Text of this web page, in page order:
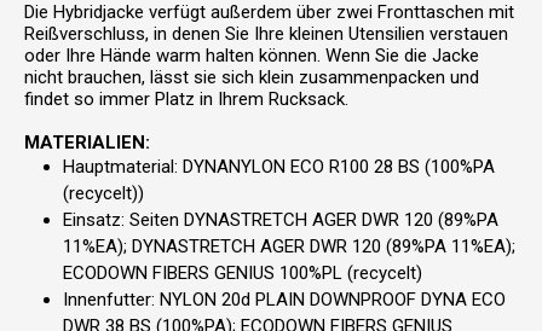
Die Hybridjacke verfügt außerdem über zwei Fronttaschen mit
Reißverschluss, in denen Sie Ihre kleinen Utensilien verstauen
oder Ihre Hände warm halten können. Wenn Sie die Jacke
nicht brauchen, lässt sie sich klein zusammenpacken und
findet so immer Platz in Ihrem Rucksack.
MATERIALIEN:
Hauptmaterial: DYNANYLON ECO R100 28 BS (100%PA
(recycelt))
Einsatz: Seiten DYNASTRETCH AGER DWR 120 (89%PA
11%EA); DYNASTRETCH AGER DWR 120 (89%PA 11%EA);
ECODOWN FIBERS GENIUS 100%PL (recycelt)
Innenfutter: NYLON 20d PLAIN DOWNPROOF DYNA ECO
DWR 38 BS (100%PA); ECODOWN FIBERS GENIUS